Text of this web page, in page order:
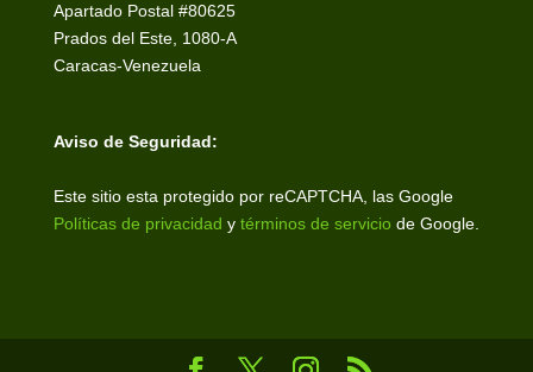
Apartado Postal #80625
Prados del Este, 1080-A
Caracas-Venezuela
Aviso de Seguridad:
Este sitio esta protegido por reCAPTCHA, las Google
Políticas de privacidad y términos de servicio de Google.